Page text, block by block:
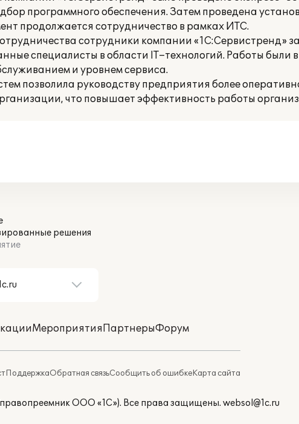
программного обеспечения. Затем проведена
продолжается сотрудничество в рамках ИТС.
сотрудники компании «1С:Сервистренд»
специалисты в области IT–технологий. Работы были
и уровнем сервиса.
позволила руководству предприятия более
что повышает эффективность работы
решения
МероприятияПартнерыФорум
ПоддержкаОбратная связьСообщить об ошибкеКарта сайта
ООО «1С»). Все права защищены. websol@1c.ru